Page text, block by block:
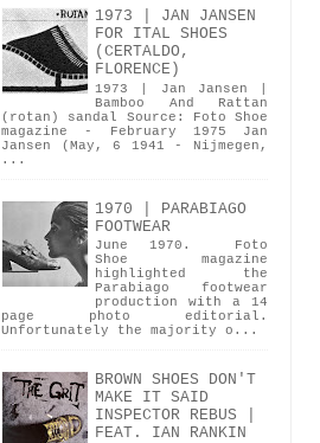
1973 | JAN JANSEN
FOR ITAL SHOES
(CERTALDO,
FLORENCE)
1973 | Jan Jansen |
Bamboo And Rattan
(rotan) sandal Source: Foto Shoe
magazine - February 1975 Jan
Jansen (May, 6 1941 - Nijmegen,
...
1970 | PARABIAGO
FOOTWEAR
June 1970. Foto
Shoe magazine
highlighted the
Parabiago footwear
production with a 14
page photo editorial.
Unfortunately the majority o...
BROWN SHOES DON'T
MAKE IT SAID
INSPECTOR REBUS |
FEAT. IAN RANKIN